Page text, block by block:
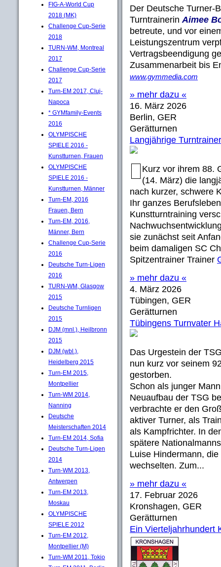
FIG-A-World Cup
2018 (MK)
Challenge Cup-Serie
2018
TURN-WM, Montreal
2017
Challenge Cup-Serie
2017
Turn-EM 2017, Cluj-
Napoca
* GYMfamily-Events
2016
OLYMPISCHE
SPIELE 2016 -
Kunstturnen, Frauen
OLYMPISCHE
SPIELE 2016 -
Kunstturnen, Männer
Turn-EM, 2016
Frauen, Bern
Turn-EM, 2016,
Männer, Bern
Challenge Cup-Serie
2016
Deutsche Turn-Ligen
2016
TURN-WM, Glasgow
2015
Deutsche Turnligen
2015
DJM (mnl.), Heilbronn
2015
DJM (wbl.),
Heidelberg 2015
Turn-EM 2015,
Montpellier
Turn-WM 2014,
Nanning
Deutsche
Meisterschaften 2014
Turn-EM 2014, Sofia
Deutsche Turn-Ligen
2014
Turn-WM 2013,
Antwerpen
Turn-EM 2013,
Moskau
OLYMPISCHE
SPIELE 2012
Turn-EM 2012,
Montpellier (M)
Turn-WM 2011, Tokio
Der Deutsche Turner-
TurntrainerinAimee
betreute, und vor
Leistungszentrum
Vertragsbeendigung
Zusammenarbeit bis
www.gymmedia.com
» mehr dazu «
16. März 2026
Berlin, GER
Gerätturnen
Langjährige
Kurz vor ihrem 88.
(14. März) die
nach kurzer, schwere
Ihr ganzes
Kunstturntraining
sie zunächst seit
beim damaligen SC
Spitzentrainer Trainer
» mehr dazu «
4. März 2026
Tübingen, GER
Gerätturnen
Tübingens Turnvater
Das Urgestein der
nun kurz vor seinem
gestorben.
Schon als junger
Neuaufbau der TSG
verbrachte er den
aktiver Turner, als
als Kampfrichter. In
spätere
Luise Hindermann,
wechselten. Zum...
» mehr dazu «
17. Februar 2026
Kronshagen, GER
Gerätturnen
Ein Vierteljahrhundert